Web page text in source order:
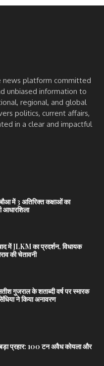
news platform committed
unbiased information to
regional, and global
politics, current affairs,
in a clear and impactful
में 3 अतिरिक्त कक्षाओं का
आधारशिला
में JLKM का प्रदर्शन, विधायक
की चेतावनी
गुजराल के शताब्दी वर्ष पर स्मारक
ने किया अनावरण
बड़ा प्रहार: 100 टन अवैध कोयला और